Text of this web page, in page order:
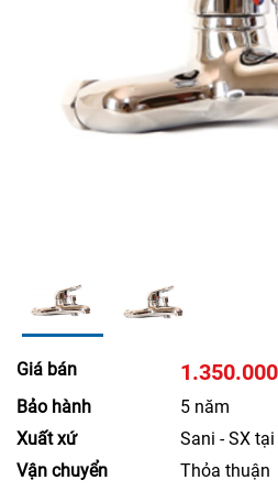
Giá bán
Bảo hành
5 năm
Xuất xứ
Sani - SX
Vận chuyển
Thỏa thuận